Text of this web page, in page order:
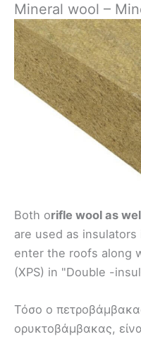
Mineral wool –
Both orifle wool as
are used as
enter the roofs along
(XPS) in "Double -
Τόσο ο
ορυκτοβάμβακας,